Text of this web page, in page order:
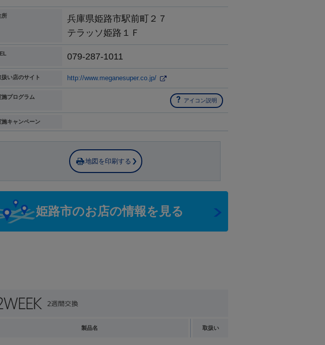
所
兵庫県姫路市駅前町２７
テラッソ姫路１Ｆ
079-287-1011
扱い店のサイト http://www.meganesuper.co.jp/
施プログラム
アイコン説明
施キャンペーン
地図を印刷する
姫路市のお店の情報を見る
製品名 取扱い